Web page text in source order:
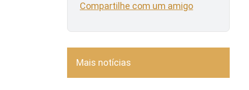
Compartilhe com um amigo
Mais notícias